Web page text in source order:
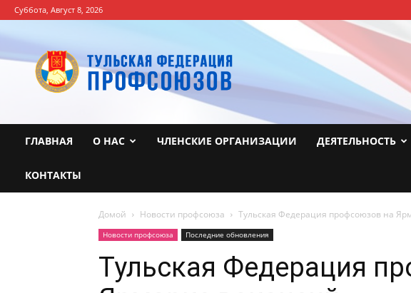
Суббота, Август 8, 2026
Федерация
профсоюзов
ГЛАВНАЯ О НАС ЧЛЕНСКИЕ ОРГАНИЗАЦИИ ДЕЯТЕЛЬНОСТЬ
КОНТАКТЫ
Домой Новости профсоюза Тульская Федерация профсоюзов на
Новости профсоюза Последние обновления
Тульская Федерация